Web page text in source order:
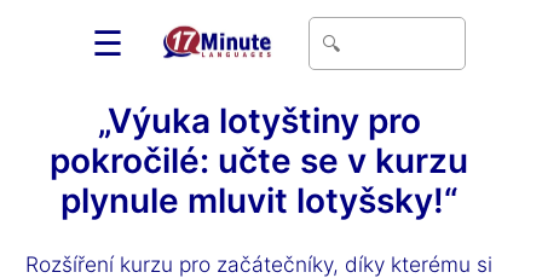
☰
„Výuka lotyštiny pro
pokročilé: učte se v kurzu
plynule mluvit lotyšsky!“
Rozšíření kurzu pro začátečníky, díky kterému si